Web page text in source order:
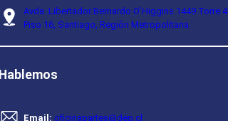
Avda. Libertador Bernardo O’Higgins 1449 Torre 4
Piso 16, Santiago, Región Metropolitana.
Hablemos
Email: oficinapartes@dep.cl